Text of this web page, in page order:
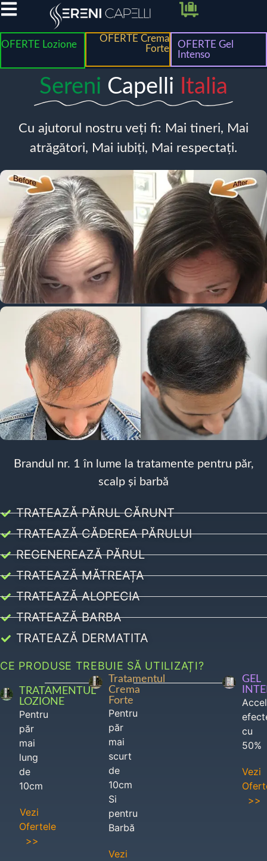
OFERTE Lozione
OFERTE Crema
Forte
OFERTE Gel
Intenso
Sereni Capelli Italia
Cu ajutorul nostru veți fi: Mai tineri, Mai
atrăgători, Mai iubiți, Mai respectați.
Brandul nr. 1 în lume la tratamente pentru păr,
scalp și barbă
TRATEAZĂ PĂRUL CĂRUNT
TRATEAZĂ CĂDEREA PĂRULUI
REGENEREAZĂ PĂRUL
TRATEAZĂ MĂTREAȚA
TRATEAZĂ ALOPECIA
TRATEAZĂ BARBA
TRATEAZĂ DERMATITA
CE PRODUSE TREBUIE SĂ UTILIZAȚI?
TRATAMENTUL
LOZIONE
Pentru
păr
mai
lung
de
10cm
Vezi
Ofertele
>>
Tratamentul
Crema
Forte
Pentru
păr
mai
scurt
de
10cm
Si
pentru
Barbă
Vezi
GEL
cu
50%
Vezi
>>